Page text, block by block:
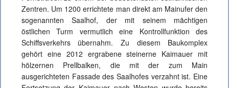
Zentren. Um 1200 errichtete man direkt am Mainufer den
sogenannten Saalhof, der mit seinem mächtigen
östlichen Turm vermutlich eine Kontrollfunktion des
Schiffsverkehrs übernahm. Zu diesem Baukomplex
gehört eine 2012 ergrabene steinerne Kaimauer mit
hölzernen Prellbalken, die mit der zum Main
ausgerichteten Fassade des Saalhofes verzahnt ist. Eine